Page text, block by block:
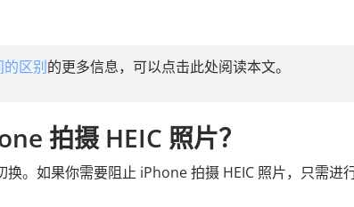
的区别的更多信息，可以点击此处阅读本文。
拍摄 HEIC 照片？
。如果你需要阻止 iPhone 拍摄 HEIC 照片，只需进